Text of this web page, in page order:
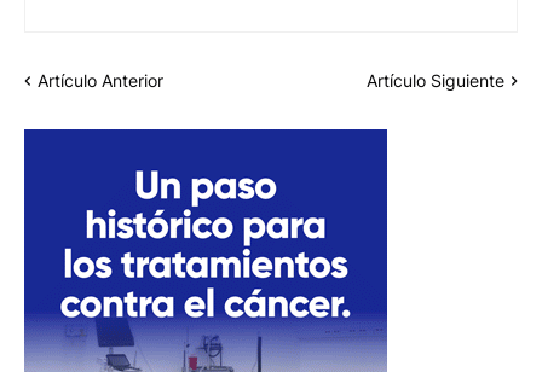
Artículo Anterior Artículo Siguiente